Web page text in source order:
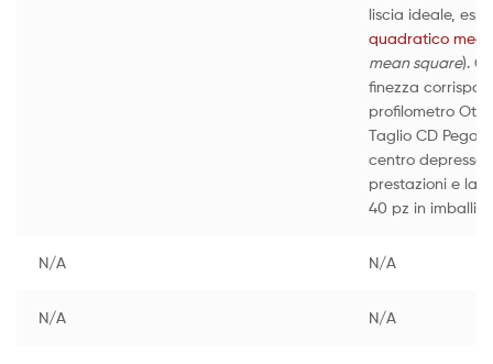
liscia ideale,
quadratico
mean square).
finezza
profilometro
Taglio CD
centro depresso
prestazioni e la
40 pz in imballi
N/A N/A
N/A N/A